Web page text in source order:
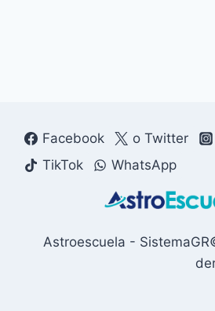
Facebook o Twitter
TikTok
WhatsApp
Astroescuela -